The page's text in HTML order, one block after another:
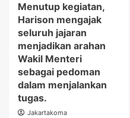
Menutup kegiatan,
Harison mengajak
seluruh jajaran
menjadikan arahan
Wakil Menteri
sebagai pedoman
dalam menjalankan
tugas.
Jakartakoma